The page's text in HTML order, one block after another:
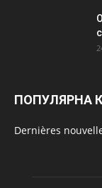
ПОПУЛЯРНА
Dernières